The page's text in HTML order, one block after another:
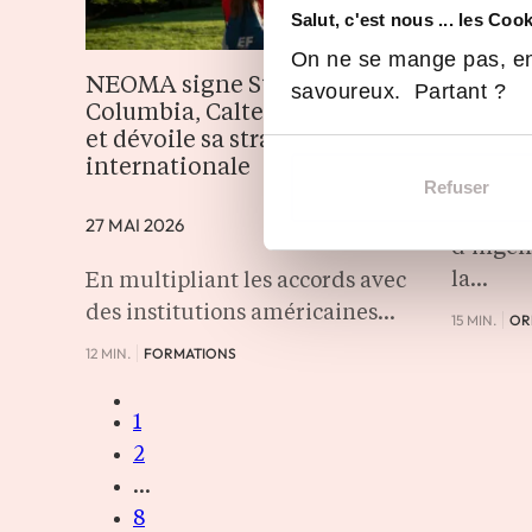
Salut, c'est nous ... les
On ne se mange pas,
savoureux. Partant ?
Refuser
NEOMA signe Stanford,
Columbia, Caltech, Cornell…
et dévoile sa stratégie
internationale
27 MAI 2026
En multipliant les accords avec
des institutions américaines…
12 MIN. FORMATIONS
Les
repères
Vous
la…
15 MIN.
1
2
…
8